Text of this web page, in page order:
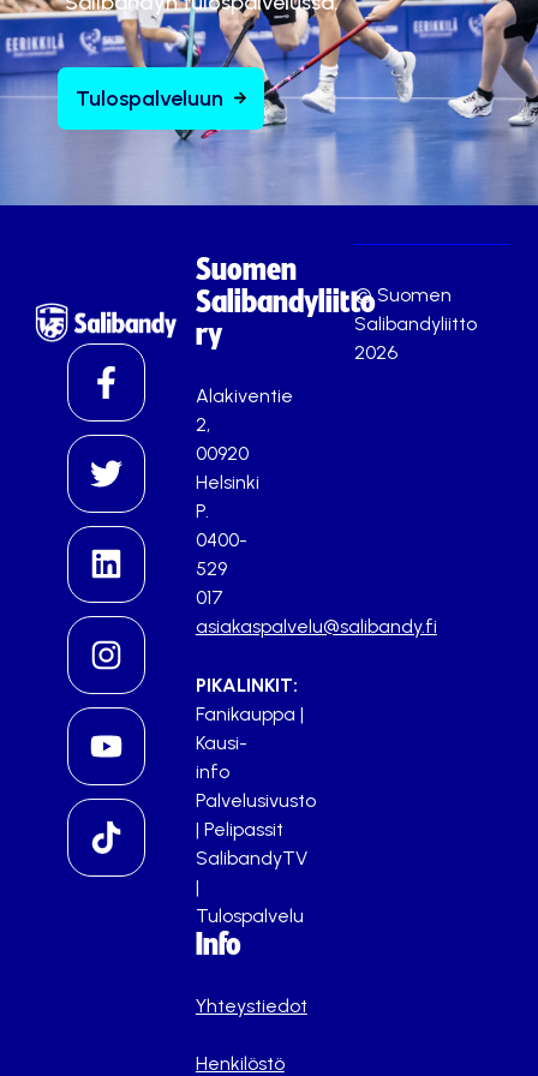
Tulospalveluun
Suomen
Salibandyliitto
ry
Alakiventie
2,
00920
Helsinki
P.
0400-
529
017
asiakaspalvelu@salibandy.fi
PIKALINKIT:
Fanikauppa |
Kausi-
info
Palvelusivusto
| Pelipassit
SalibandyTV
|
Tulospalvelu
Info
Yhteystiedot
Henkilöstö
© Suomen
Salibandyliitto
2026